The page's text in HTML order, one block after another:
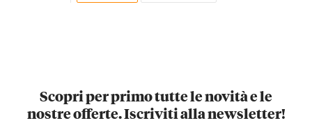
Scopri per primo tutte le novità e le
nostre offerte. Iscriviti alla newsletter!